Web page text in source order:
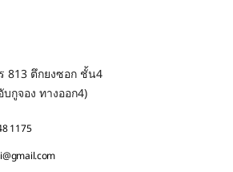
813 ตึกยงซอก ชั้น4
กูจอง ทางออก4)
1175